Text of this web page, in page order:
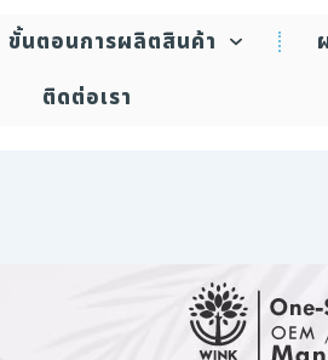
ขั้นตอนการผลิตสินค้า
ติดต่อเรา